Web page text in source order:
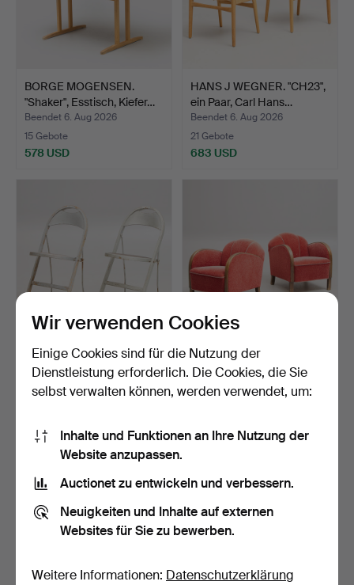
BORGE MOGENSEN.
"Shaker", Esstisch, Kiefer…
Beendet 6. Aug 2026
15 Gebote
578 USD
HANS J WEGNER. "CH23",
ein Paar, Carl Hans…
Beendet 6. Aug 2026
21 Gebote
683 USD
UNO ÅHREN.
ZUGESCHRIEBEN.
Klappstühle, ein…
Beendet 6. Aug 2026
SESSEL, ein Paar, Funkis,
1930er Jahre.
Beendet 6. Aug 2026
Wir verwenden Cookies
Einige Cookies sind für die Nutzung der
Dienstleistung erforderlich. Die Cookies, die Sie
selbst verwalten können, werden verwendet, um:
Inhalte und Funktionen an Ihre Nutzung der
Website anzupassen.
Auctionet zu entwickeln und verbessern.
Neuigkeiten und Inhalte auf externen
Websites für Sie zu bewerben.
Weitere Informationen: Datenschutzerklärung